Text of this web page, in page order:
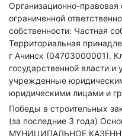
Организационно-
ограниченной
собственности: Частная
Территориальная
г Ачинск (04703000001).
государственной власти и
учрежденные
юридическими лицами и
Победы в строительных
(за последние 3 года)
МУНИЦИПАЛЬНОЕ